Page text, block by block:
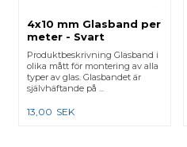
4x10 mm Glasband per
meter - Svart
Produktbeskrivning Glasband i
olika mått för montering av alla
typer av glas. Glasbandet är
självhäftande på ...
13,00 SEK